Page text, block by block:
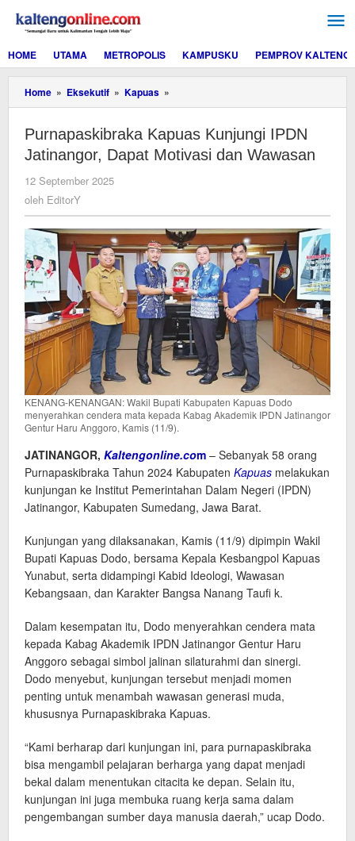
konten
HOME
UTAMA METROPOLIS KAMPUSKU PEMPROV KALTENG
Home » Eksekutif » Kapuas »
Kapuas
IPDN
Jatinangor,
Dapat
Purnapaskibraka Kapuas Kunjungi IPDN
Jatinangor, Dapat Motivasi dan Wawasan
12 September 2025
oleh EditorY
KENANG-KENANGAN: Wakil Bupati Kabupaten Kapuas Dodo
menyerahkan cendera mata kepada Kabag Akademik IPDN Jatinangor
Gentur Haru Anggoro, Kamis (11/9).
JATINANGOR, Kaltengonline.com – Sebanyak 58 orang
Purnapaskibraka Tahun 2024 Kabupaten Kapuas melakukan
kunjungan ke Institut Pemerintahan Dalam Negeri (IPDN)
Jatinangor, Kabupaten Sumedang, Jawa Barat.
Kunjungan yang dilaksanakan, Kamis (11/9) dipimpin Wakil
Bupati Kapuas Dodo, bersama Kepala Kesbangpol Kapuas
Yunabut, serta didampingi Kabid Ideologi, Wawasan
Kebangsaan, dan Karakter Bangsa Nanang Taufi k.
Dalam kesempatan itu, Dodo menyerahkan cendera mata
kepada Kabag Akademik IPDN Jatinangor Gentur Haru
Anggoro sebagai simbol jalinan silaturahmi dan sinergi.
Dodo menyebut, kunjungan tersebut menjadi momen
penting untuk menambah wawasan generasi muda,
khususnya Purnapaskibraka Kapuas.
“Kami berharap dari kunjungan ini, para purnapaskibraka
bisa mengambil pelajaran berharga yang dapat menjadi
bekal dalam menentukan citacita ke depan. Selain itu,
kunjungan ini juga membuka ruang kerja sama dalam
pengembangan sumber daya manusia daerah,” ucap Dodo.